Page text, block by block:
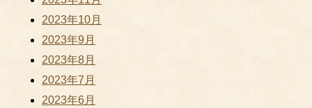
2023年10月
2023年9月
2023年8月
2023年7月
2023年6月